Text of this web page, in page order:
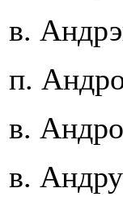
в.
п.
в.
в.